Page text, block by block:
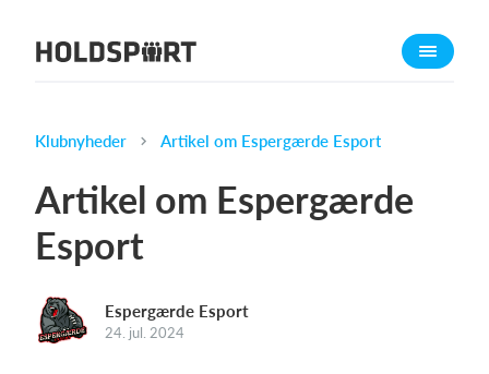
Om Holdsport
Presseomtale
Funktioner
Kontingentopkrævning
Klubnyheder Artikel om Espergærde Esport
Artikel om Espergærde
Esport
Espergærde Esport
24. jul. 2024